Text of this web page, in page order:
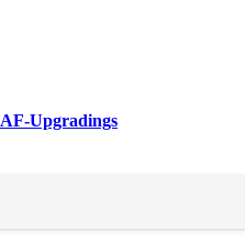
Upgradings